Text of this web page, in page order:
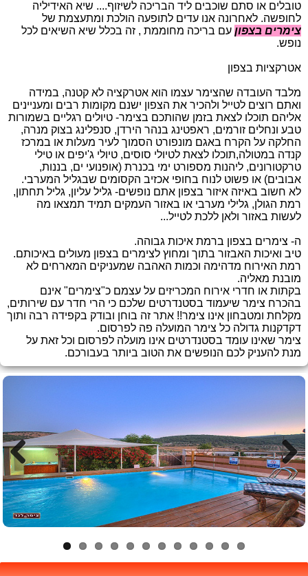
טובלים או סתם שוכבים ליד הבריכה לשיזוף.... שיא האידיליה
לחופשה. לאחרונה אנו עדים לתופעה הולכת ומתעצמת של
צימרים בצפון עם בריכה מחוממת , זה בכלל שיא השיאים לכל
נופש.
אטרקציות בצפון
מלבד העובדה שהצימר עצמו הוא אטרקציה לא קטנה, במידה
ואתם רוצים לטייל ולהכיר את הצפון ישנם מקומות רבים ומעניינים
אליהם תוכלו לצאת בזמן שהותכם בצימר- טיולים רגליים בשמורות
טבע ונחלים זורמים, ראפטינג בנהר הירדן, סנפלינג בצוק מנרה,
החלקה על הקרח באגם מונפורט הסמוך לעיר מעלות או במרכז
קנדה במטולה,תוכלו לצאת לטיולי סוסים, טיולי ג'יפים או טילי
טרקטורונים, ליהנות מספורט ימי בכנרת (אופנועי ים, בננות,
אבובים) או פשוט לנוח בחופי אכזיב הקסומים שבגליל המערבי.
לא חשוב באיזה איזור בצפון אתם נופשים- גליל עליון, גליל תחתון,
רמת הגולן, גלילי מערבי או באזור העמקים תמיד תמצאו מה
לעשות באזור ולאן ללכת לטייל...
ה- צימרים בצפון ברמת איכות גבוהה.
טיב ואיכות האבזור בתוך ומחוץ לצימרים בצפון מעולים באיכותם.
רמת האירוח מדהימה וכמות האהבה שמעניקים המארחים לא
מובנת מאליה.
בקתות או חדרי אירוח המכריזים על עצמם כ"צימרים" אינם
בהכרח צימר שיעמוד בסטנדרטים שלכם כי הרי חדר עם שירותים,
מקלחת ומטבחון אינו צימר!! אתר זה בוחן ובודק בקפידה רבה ותוך
דקדקנות גדולה כל צימר המועלה פה לפרסום.
צימר שאינו עומד בסטנדרטים אינו מועלה לפרסום וכל זאת על
מנת להעניק לכם הנופשים את הטוב ביותר בעבורכם.
Previous Next